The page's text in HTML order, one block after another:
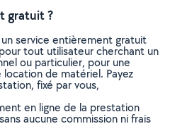
gratuit ?
service entièrement gratuit
tout utilisateur cherchant un
ou particulier, pour une
de matériel. Payez
fixé par vous,
en ligne de la prestation
aucune commission ni frais